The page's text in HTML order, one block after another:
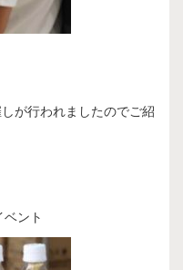
が行われましたのでご紹
ント